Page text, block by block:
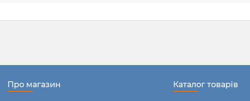
Про магазин Каталог товарів